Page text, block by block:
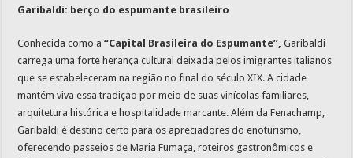
Garibaldi: berço do espumante brasileiro
Conhecida como a“Capital Brasileira do Espumante”,Garibaldi
carrega uma forte herança cultural deixada pelos imigrantes italianos
que se estabeleceram na região no final do século XIX. A cidade
mantém viva essa tradição por meio de suas vinícolas familiares,
arquitetura histórica e hospitalidade marcante. Além da Fenachamp,
Garibaldi é destino certo para os apreciadores do enoturismo,
oferecendo passeios de Maria Fumaça, roteiros gastronômicos e